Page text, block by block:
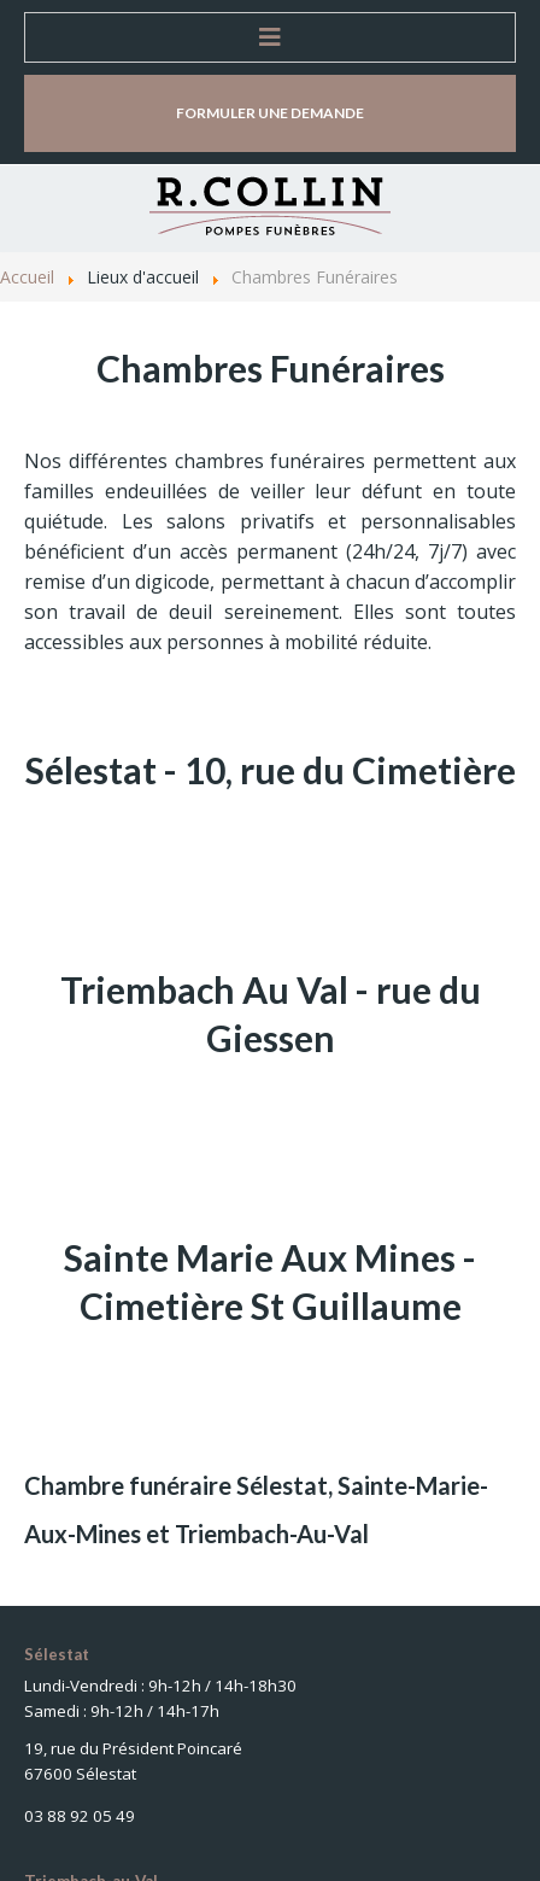
Organisation d'obsèques
Lieux d'accueil
Chambres Funéraires
Salles de cérémonie
Contrat obsèques
Adresses
Ste Marie-aux-Mines
FORMULER UNE DEMANDE
Accueil Lieux d'accueil Chambres Funéraires
Chambres Funéraires
Nos différentes chambres funéraires permettent aux
familles endeuillées de veiller leur défunt en toute
quiétude. Les salons privatifs et personnalisables
bénéficient d’un accès permanent (24h/24, 7j/7) avec
remise d’un digicode, permettant à chacun d’accomplir
son travail de deuil sereinement. Elles sont toutes
accessibles aux personnes à mobilité réduite.
Sélestat - 10, rue du Cimetière
Triembach Au Val - rue du
Giessen
Sainte Marie Aux Mines -
Cimetière St Guillaume
Chambre funéraire Sélestat, Sainte-Marie-
Aux-Mines et Triembach-Au-Val
Sélestat
Lundi-Vendredi : 9h-12h / 14h-18h30
Samedi : 9h-12h / 14h-17h
19, rue du Président Poincaré
67600 Sélestat
03 88 92 05 49